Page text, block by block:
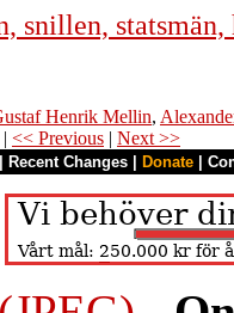
snillen,
Henrik Mellin,
| << Previous | Next >>
Recent Changes Donate